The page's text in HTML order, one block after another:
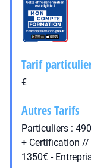
Tarif
€
Autres Tarifs
Particuliers :
+ Certification //
1350€ -